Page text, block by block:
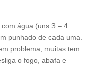
água (uns 3 – 4
punhado de cada uma.
problema, muitas tem
o fogo, abafa e